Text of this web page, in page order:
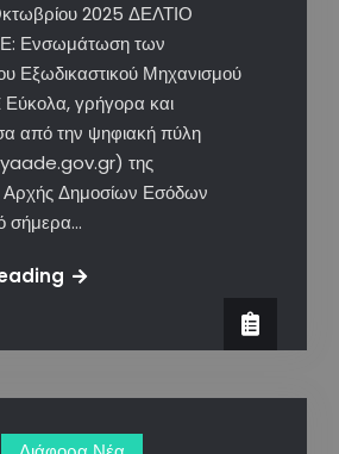
διασύνδεση
POS
και
παρόχων,
παρά
τις
λανθασμένες
αναφορές
ΜΜΕ.
2025 ΔΕΛΤΙΟ
Ενσωμάτωση των
Εξωδικαστικού Μηχανισμού
γρήγορα και
από την ψηφιακή πύλη
της
Αρχής Δημοσίων Εσόδων
σήμερα…
ΑΑΔΕ:
του